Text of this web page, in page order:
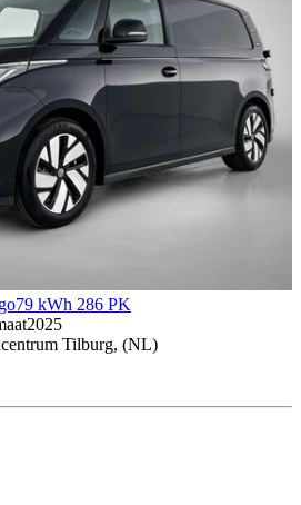
79 kWh 286 PK
2025
Tilburg, (NL)